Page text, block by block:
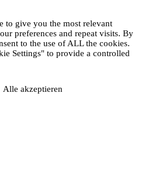
to give you the most relevant
preferences and repeat visits. By
to the use of ALL the cookies.
Settings" to provide a controlled
Alle akzeptieren